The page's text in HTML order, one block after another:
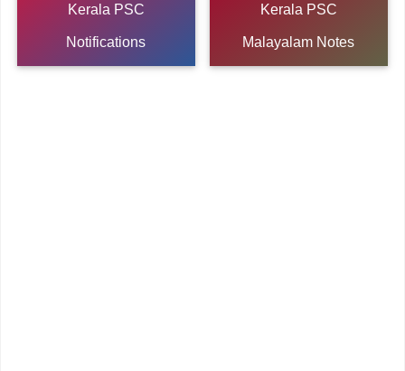
Kerala PSC
Notifications
Kerala PSC
Malayalam Notes